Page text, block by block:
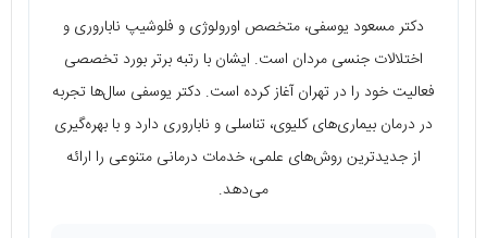
دکتر مسعود یوسفی، متخصص اورولوژی و فلوشیپ ناباروری و
اختلالات جنسی مردان است. ایشان با رتبه برتر بورد تخصصی
فعالیت خود را در تهران آغاز کرده است. دکتر یوسفی سال‌ها تجربه
در درمان بیماری‌های کلیوی، تناسلی و ناباروری دارد و با بهره‌گیری
از جدیدترین روش‌های علمی، خدمات درمانی متنوعی را ارائه
می‌دهد.